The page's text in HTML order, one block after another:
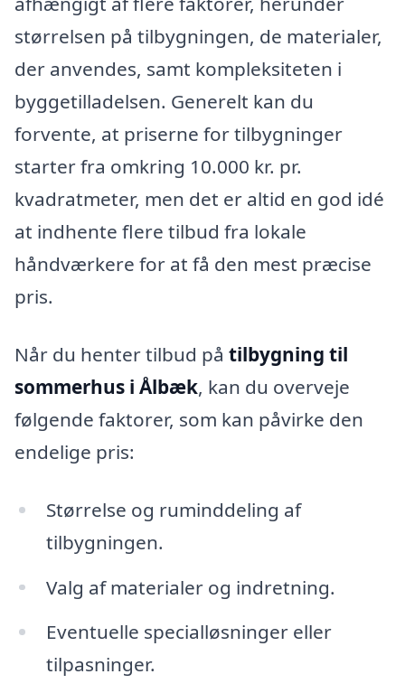
størrelsen på tilbygningen, de materialer,
der anvendes, samt kompleksiteten i
byggetilladelsen. Generelt kan du
forvente, at priserne for tilbygninger
starter fra omkring 10.000 kr. pr.
kvadratmeter, men det er altid en god idé
at indhente flere tilbud fra lokale
håndværkere for at få den mest præcise
pris.
Når du henter tilbud på tilbygning til
sommerhus i Ålbæk, kan du overveje
følgende faktorer, som kan påvirke den
endelige pris:
Størrelse og ruminddeling af
tilbygningen.
Valg af materialer og indretning.
Eventuelle specialløsninger eller
tilpasninger.